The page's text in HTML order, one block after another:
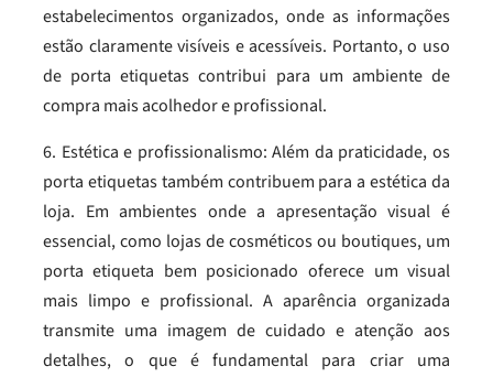
estabelecimentos organizados, onde as informações
estão claramente visíveis e acessíveis. Portanto, o uso
de porta etiquetas contribui para um ambiente de
compra mais acolhedor e profissional.
6. Estética e profissionalismo: Além da praticidade, os
porta etiquetas também contribuem para a estética da
loja. Em ambientes onde a apresentação visual é
essencial, como lojas de cosméticos ou boutiques, um
porta etiqueta bem posicionado oferece um visual
mais limpo e profissional. A aparência organizada
transmite uma imagem de cuidado e atenção aos
detalhes, o que é fundamental para criar uma